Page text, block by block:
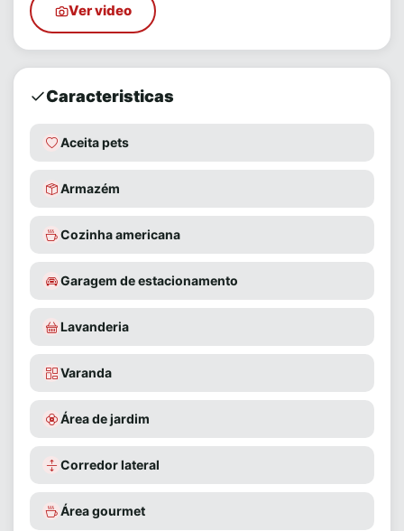
Ver video
Caracteristicas
Aceita pets
Armazém
Cozinha americana
Garagem de estacionamento
Lavanderia
Varanda
Área de jardim
Corredor lateral
Área gourmet